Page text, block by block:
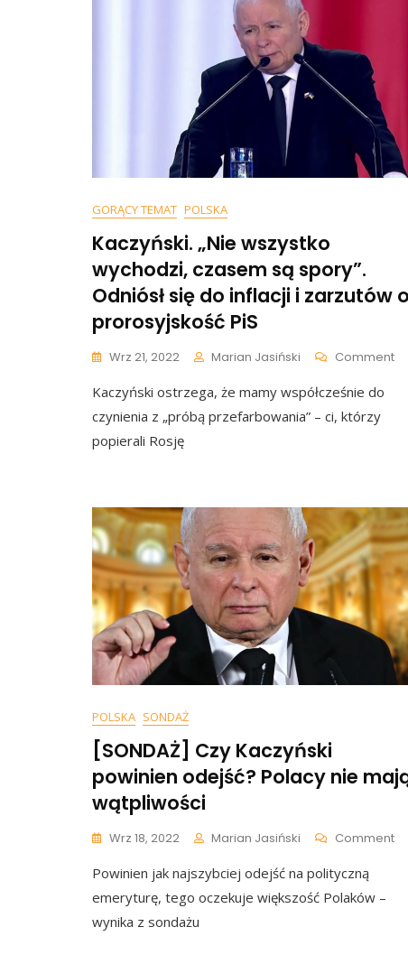
Rzeczy
GORĄCY TEMAT POLSKA
Kaczyński. „Nie wszystko
wychodzi, czasem są spory”.
Odniósł się do inflacji i zarzutów o
prorosyjskość PiS
Wrz 21, 2022 Marian Jasiński CommentOn
I
O
Kaczyński ostrzega, że mamy współcześnie do
czynienia z „próbą przefarbowania” – ci, którzy
popierali Rosję
POLSKA SONDAŻ
[SONDAŻ] Czy Kaczyński
powinien odejść? Polacy nie
wątpliwości
Wrz 18, 2022 Marian Jasiński CommentOn
Powinien jak najszybciej odejść na polityczną
emeryturę, tego oczekuje większość Polaków –
wynika z sondażu